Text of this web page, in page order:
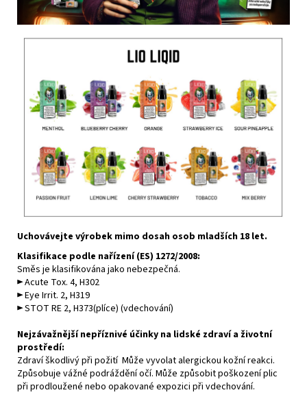
Uchovávejte výrobek mimo dosah osob mladších 18 let.
Klasifikace podle nařízení (ES) 1272/2008:
Směs je klasifikována jako nebezpečná.
► Acute Tox. 4, H302
►Eye Irrit. 2, H319
►STOT RE 2, H373(plíce) (vdechování)
Nejzávažnější nepříznivé účinky na lidské zdraví a životní
prostředí:
Zdraví škodlivý při požití Může vyvolat alergickou kožní reakci.
Způsobuje vážné podráždění očí. Může způsobit poškození plic
při prodloužené nebo opakované expozici při vdechování.